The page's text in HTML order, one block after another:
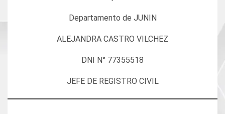
Departamento de JUNIN
ALEJANDRA CASTRO VILCHEZ
DNI N° 77355518
JEFE DE REGISTRO CIVIL